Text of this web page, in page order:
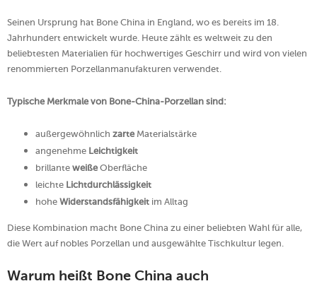
Seinen Ursprung hat Bone China in England, wo es bereits im 18.
Jahrhundert entwickelt wurde. Heute zählt es weltweit zu den
beliebtesten Materialien für hochwertiges Geschirr und wird von vielen
renommierten Porzellanmanufakturen verwendet.
Typische Merkmale von Bone-China-Porzellan sind:
außergewöhnlich zarte Materialstärke
angenehme Leichtigkeit
brillante weißeOberfläche
leichte Lichtdurchlässigkeit
hohe Widerstandsfähigkeit im Alltag
Diese Kombination macht Bone China zu einer beliebten Wahl für alle,
die Wert auf nobles Porzellan und ausgewählte Tischkultur legen.
Warum heißt Bone China auch